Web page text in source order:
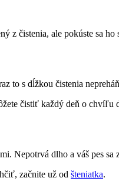
z čistenia, ale pokúste sa
to s dĺžkou čistenia
čistiť každý deň o
Nepotrvá dlho a váš pes sa
začnite už od šteniatka.